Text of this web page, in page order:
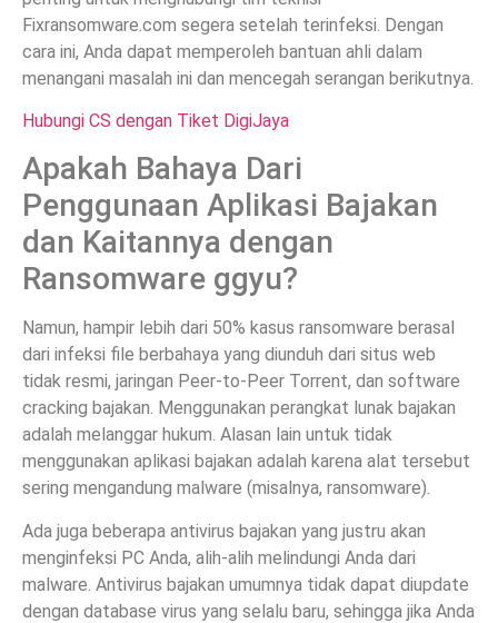
Fixransomware.com segera setelah terinfeksi. Dengan
cara ini, Anda dapat memperoleh bantuan ahli dalam
menangani masalah ini dan mencegah serangan berikutnya.
Hubungi CS dengan Tiket DigiJaya
Apakah Bahaya Dari
Penggunaan Aplikasi Bajakan
dan Kaitannya dengan
Ransomware ggyu?
Namun, hampir lebih dari 50% kasus ransomware berasal
dari infeksi file berbahaya yang diunduh dari situs web
tidak resmi, jaringan Peer-to-Peer Torrent, dan software
cracking bajakan. Menggunakan perangkat lunak bajakan
adalah melanggar hukum. Alasan lain untuk tidak
menggunakan aplikasi bajakan adalah karena alat tersebut
sering mengandung malware (misalnya, ransomware).
Ada juga beberapa antivirus bajakan yang justru akan
menginfeksi PC Anda, alih-alih melindungi Anda dari
malware. Antivirus bajakan umumnya tidak dapat diupdate
dengan database virus yang selalu baru, sehingga jika Anda